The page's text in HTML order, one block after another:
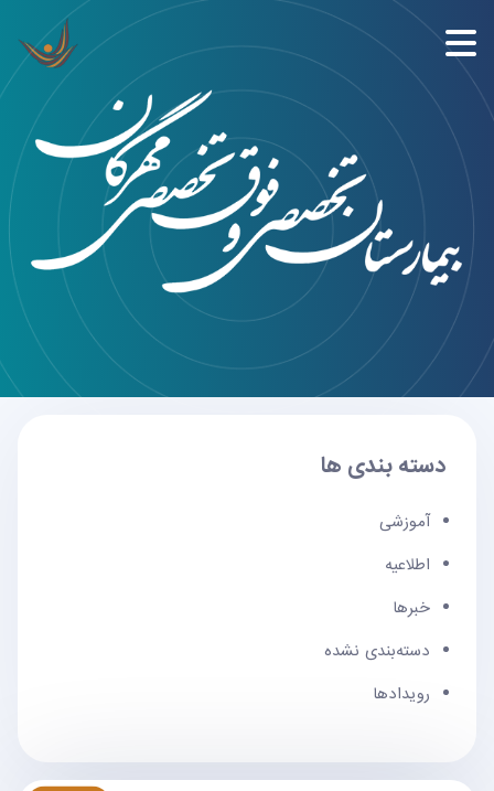
دسته بندی ها
آموزشی
اطلاعیه
خبرها
دسته‌بندی نشده
رویدادها